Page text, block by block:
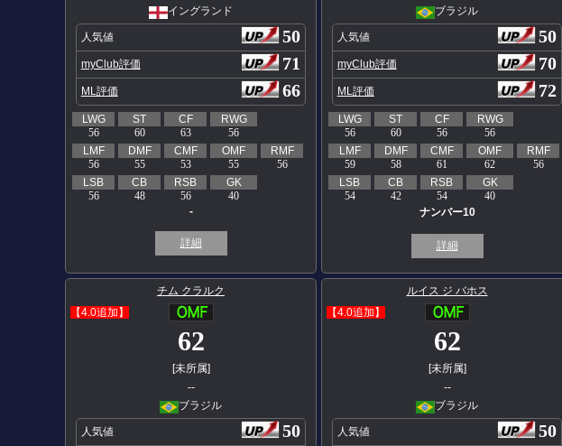
イングランド
人気値 50
myClub評価 71
ML評価 66
LWG
56
ST
60
CF
63
RWG
56
LMF
56
DMF
55
CMF
53
OMF
55
RMF
56
LSB
56
CB
48
RSB
56
GK
40
-
詳細
ブラジル
人気値 50
myClub評価 70
ML評価 72
LWG
56
ST
60
CF
56
RWG
56
LMF
59
DMF
58
CMF
61
OMF
62
RMF
56
LSB
54
CB
42
RSB
54
GK
40
ナンバー10
詳細
チム クラルク
【4.0追加】
62
[未所属]
--
ブラジル
人気値 50
ルイス ジ バホス
【4.0追加】
62
[未所属]
--
ブラジル
人気値 50